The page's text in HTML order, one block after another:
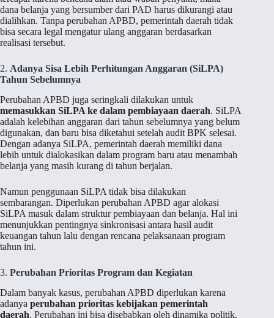
dana belanja yang bersumber dari PAD harus dikurangi atau
dialihkan. Tanpa perubahan APBD, pemerintah daerah tidak
bisa secara legal mengatur ulang anggaran berdasarkan
realisasi tersebut.
2. Adanya Sisa Lebih Perhitungan Anggaran (SiLPA)
Tahun Sebelumnya
Perubahan APBD juga seringkali dilakukan untuk
memasukkan SiLPA ke dalam pembiayaan daerah. SiLPA
adalah kelebihan anggaran dari tahun sebelumnya yang belum
digunakan, dan baru bisa diketahui setelah audit BPK selesai.
Dengan adanya SiLPA, pemerintah daerah memiliki dana
lebih untuk dialokasikan dalam program baru atau menambah
belanja yang masih kurang di tahun berjalan.
Namun penggunaan SiLPA tidak bisa dilakukan
sembarangan. Diperlukan perubahan APBD agar alokasi
SiLPA masuk dalam struktur pembiayaan dan belanja. Hal ini
menunjukkan pentingnya sinkronisasi antara hasil audit
keuangan tahun lalu dengan rencana pelaksanaan program
tahun ini.
3. Perubahan Prioritas Program dan Kegiatan
Dalam banyak kasus, perubahan APBD diperlukan karena
adanya perubahan prioritas kebijakan pemerintah
daerah. Perubahan ini bisa disebabkan oleh dinamika politik,